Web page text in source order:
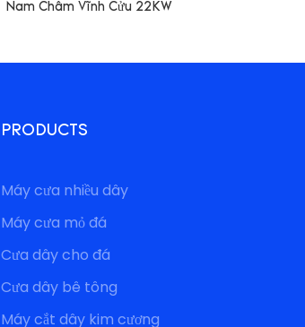
Nam Châm Vĩnh Cửu 22KW
PRODUCTS
Máy cưa nhiều dây
Máy cưa mỏ đá
Cưa dây cho đá
Cưa dây bê tông
Máy cắt dây kim cương